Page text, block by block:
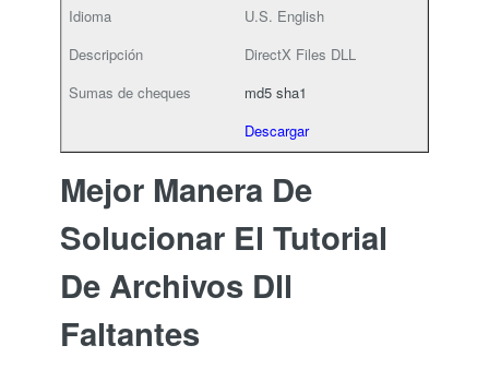
U.S. English
DirectX Files DLL
md5 sha1
Descargar
Mejor Manera De
Solucionar El Tutorial
De Archivos Dll
Faltantes